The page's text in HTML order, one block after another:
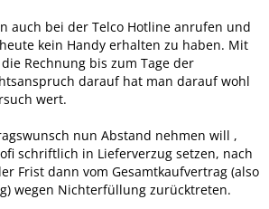
auch bei der Telco Hotline anrufen und
kein Handy erhalten zu haben. Mit
Rechnung bis zum Tage der
darauf hat man darauf wohl
wert.
nun Abstand nehmen will ,
schriftlich in Lieferverzug setzen, nach
Frist dann vom Gesamtkaufvertrag (also
wegen Nichterfüllung zurücktreten.